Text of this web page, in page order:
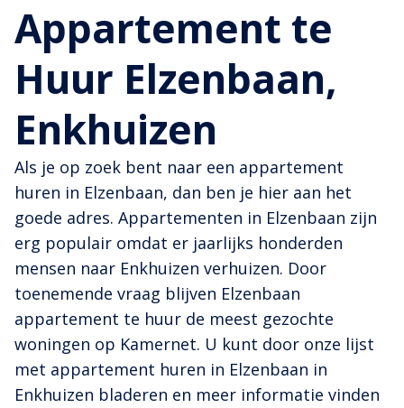
Appartement te
Huur Elzenbaan,
Enkhuizen
Als je op zoek bent naar een appartement
huren in Elzenbaan, dan ben je hier aan het
goede adres. Appartementen in Elzenbaan zijn
erg populair omdat er jaarlijks honderden
mensen naar Enkhuizen verhuizen. Door
toenemende vraag blijven Elzenbaan
appartement te huur de meest gezochte
woningen op Kamernet. U kunt door onze lijst
met appartement huren in Elzenbaan in
Enkhuizen bladeren en meer informatie vinden